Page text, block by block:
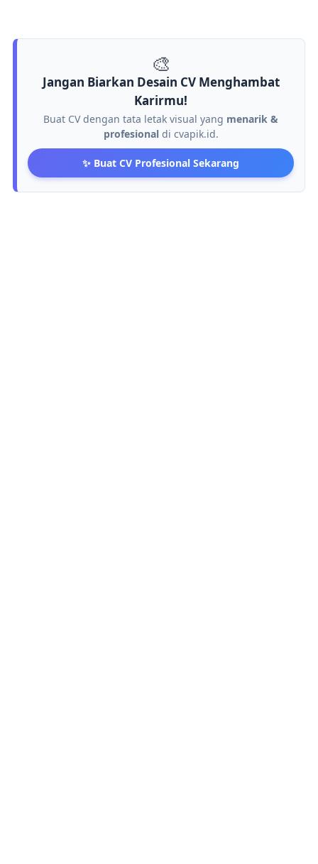
🎨
Jangan Biarkan Desain CV Menghambat
Karirmu!
Buat CV dengan tata letak visual yang menarik &
profesionaldi cvapik.id.
✨ Buat CV Profesional Sekarang